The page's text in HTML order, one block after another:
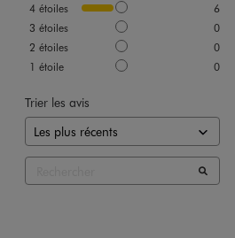
4 étoiles
6
3 étoiles
0
2 étoiles
0
1 étoile 0
Trier les avis